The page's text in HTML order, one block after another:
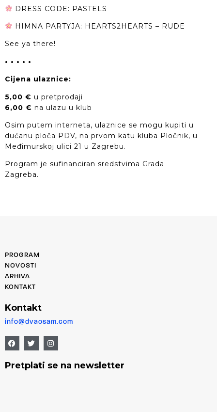
DRESS CODE: PASTELS
HIMNA PARTYJA: HEARTS2HEARTS – RUDE
See ya there!
• • • • •
Cijena ulaznice:
5,00 € u pretprodaji
6,00 € na ulazu u klub
Osim putem interneta, ulaznice se mogu kupiti u
dućanu ploča PDV, na prvom katu kluba Pločnik, u
Međimurskoj ulici 21 u Zagrebu.
Program je sufinanciran sredstvima Grada
Zagreba.
PROGRAM
NOVOSTI
ARHIVA
KONTAKT
Kontakt
info@dvaosam.com
Pretplati se na newsletter